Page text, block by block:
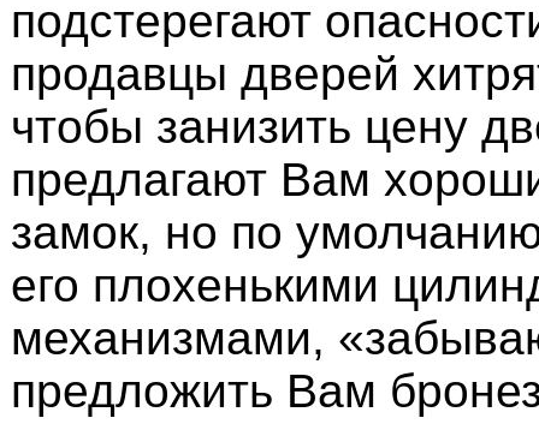
подстерегают
продавцы дверей
чтобы занизить цену
предлагают Вам
замок, но по
его плохенькими
механизмами,
предложить Вам